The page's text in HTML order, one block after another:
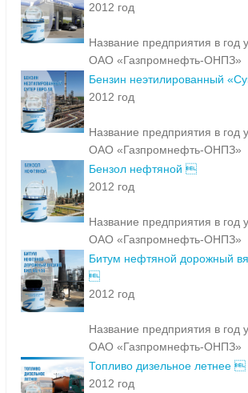
2012 год
Название предприятия в год
ОАО «Газпромнефть-ОНПЗ»
Бензин неэтилированный
2012 год
Название предприятия в год
ОАО «Газпромнефть-ОНПЗ»
Бензол нефтяной 
2012 год
Название предприятия в год
ОАО «Газпромнефть-ОНПЗ»
Битум нефтяной дорожный

2012 год
Название предприятия в год
ОАО «Газпромнефть-ОНПЗ»
Топливо дизельное летнее 
2012 год